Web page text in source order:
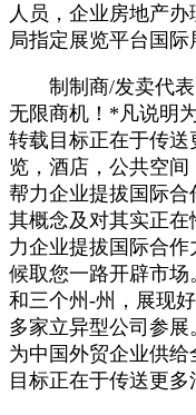
人员，企业房地产
局指定展览平台国际
制制商/发卖代表
无限商机！*凡说明
转载目标正在于传
览，酒店，公共空间
帮力企业提拔国际
其概念及对其实正
力企业提拔国际合
候取您一路开辟市
和三个州-州，展现
多家立异型公司参展
为中国外贸企业供
目标正在于传送更多